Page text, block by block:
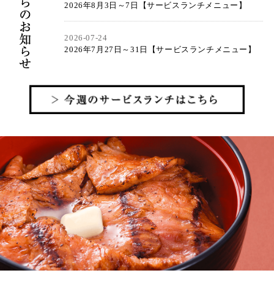
2026年8月3日～7日【サービスランチメニュー】
2026-07-24
2026年7月27日～31日【サービスランチメニュー】